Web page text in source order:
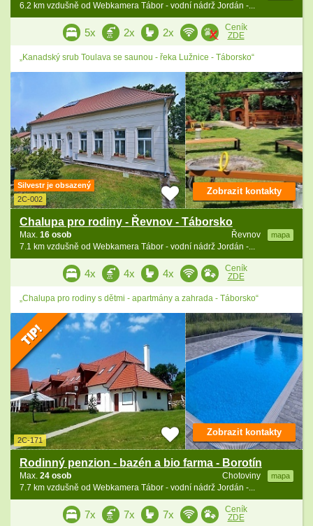
6.2 km vzdušně od Webkamera Tábor - vodní nádrž Jordán -...
5x 2x 2x
Ceník
ZDE
„Kanadský srub Toulava se saunou - řeka Lužnice - Táborsko“
Silvestr je obsazený
2C-002
Chalupa pro rodiny - Řevnov - Táborsko
Řevnov mapa
Max. 16 osob
7.1 km vzdušně od Webkamera Tábor - vodní nádrž Jordán -...
Zobrazit kontakty
4x 4x 4x
Ceník
ZDE
„Chalupa pro rodiny s dětmi - apartmány a zahrada - Táborsko“
2C-171
Rodinný penzion - bazén a bio farma - Borotín
Chotoviny mapa
Max. 24 osob
7.7 km vzdušně od Webkamera Tábor - vodní nádrž Jordán -...
Zobrazit kontakty
7x 7x 7x
Ceník
ZDE